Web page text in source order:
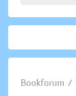
Bookforum /